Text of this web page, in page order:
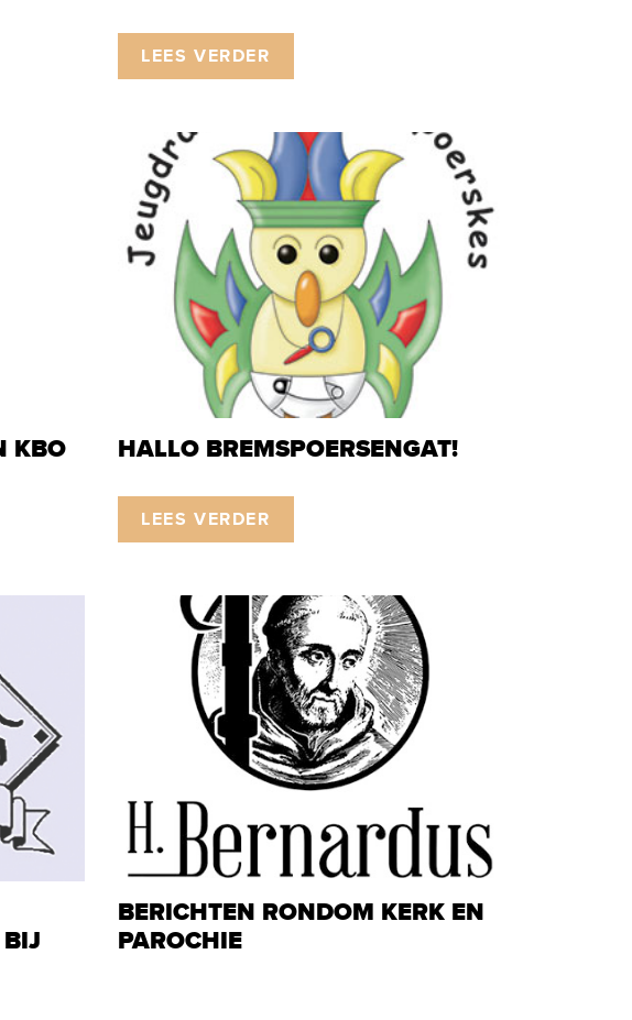
LEES VERDER
KBO HALLO BREMSPOERSENGAT!
LEES VERDER
BIJ
BERICHTEN RONDOM KERK EN
PAROCHIE